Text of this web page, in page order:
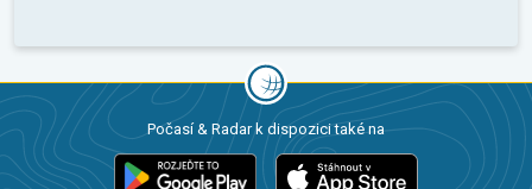
Počasí & Radar k dispozici také na